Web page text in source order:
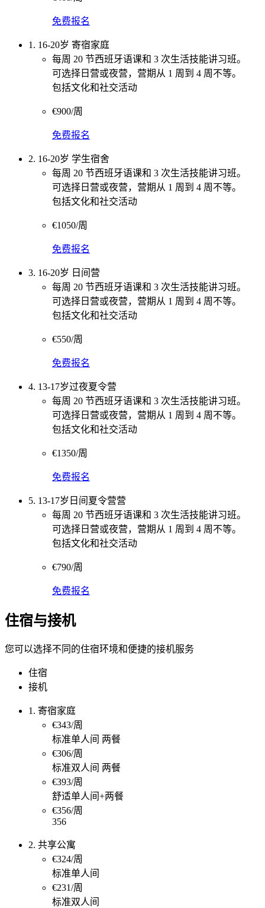
免费报名
1. 16-20岁 寄宿家庭
每周 20 节西班牙语课和 3 次生活技能讲习班。
可选择日营或夜营，营期从 1 周到 4 周不等。
包括文化和社交活动
€900/周
免费报名
2. 16-20岁 学生宿舍
每周 20 节西班牙语课和 3 次生活技能讲习班。
可选择日营或夜营，营期从 1 周到 4 周不等。
包括文化和社交活动
€1050/周
免费报名
3. 16-20岁 日间营
每周 20 节西班牙语课和 3 次生活技能讲习班。
可选择日营或夜营，营期从 1 周到 4 周不等。
包括文化和社交活动
€550/周
免费报名
4. 13-17岁过夜夏令营
每周 20 节西班牙语课和 3 次生活技能讲习班。
可选择日营或夜营，营期从 1 周到 4 周不等。
包括文化和社交活动
€1350/周
免费报名
5. 13-17岁日间夏令营营
每周 20 节西班牙语课和 3 次生活技能讲习班。
可选择日营或夜营，营期从 1 周到 4 周不等。
包括文化和社交活动
€790/周
免费报名
住宿与接机
您可以选择不同的住宿环境和便捷的接机服务
住宿
接机
1. 寄宿家庭
€343/周
标准单人间 两餐
€306/周
标准双人间 两餐
€393/周
舒适单人间+两餐
€356/周
356
2. 共享公寓
€324/周
标准单人间
€231/周
标准双人间